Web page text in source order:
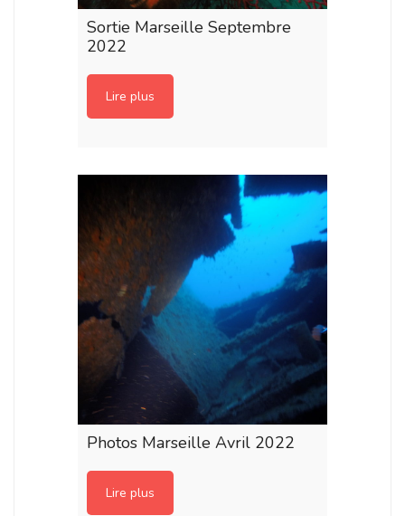
Sortie Marseille Septembre
2022
Lire plus
Photos Marseille Avril 2022
Lire plus